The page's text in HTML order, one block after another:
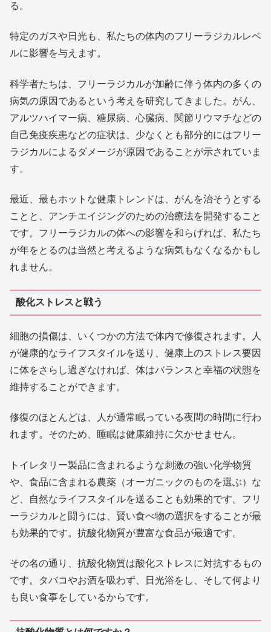
る。
特定のガスや日光も、私たちの体内のフリーラジカルレベ
ルに影響を与えます。
科学者たちは、フリーラジカルが加齢に伴う体内の多くの
病気の原因であるという考えを研究してきました。がん、
アルツハイマー病、糖尿病、心臓病、関節リウマチなどの
自己免疫疾患などの症状は、少なくとも部分的にはフリー
ラジカルによるダメージが原因であることが示されていま
す。
最近、最もホットな健康トレンドは、がんを治そうとする
ことと、アンチエイジングのための治療法を開発すること
です。フリーラジカルの体への影響を和らげれば、私たち
が年をとるのは当然と考えるような病気もなくなるかもし
れません。
酸化ストレスと戦う
細胞の損傷は、いくつかの方法で体内で修復されます。人
が健康的なライフスタイルを送り、健康上のストレス要因
に体をさらし過ぎなければ、体はバランスと幸福の状態を
維持することができます。
修復のほとんどは、人が通常眠っている夜間の時間に行わ
れます。そのため、睡眠は健康維持に欠かせません。
トイレタリー製品に含まれるような刺激の強い化学物質
や、食品に含まれる農薬（オーガニックのものを選ぶ）な
ど、自然なライフスタイルを送ることも効果的です。フリ
ーラジカルと闘うには、賢い食べ物の選択をすることが最
も効果的です。抗酸化物質が豊富な食品が最適です。
その名の通り、抗酸化物質は酸化ストレスに対抗するもの
です。タバコやお酒を吸わず、日光浴をし、そして何より
も良い食事をしているからです。